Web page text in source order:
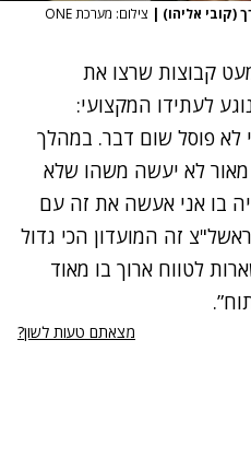
(קובי אליהו) | צילום: מערכת ONE
קבוצות שרצו את
לעתידו המקצועי:
לא פוסל שום דבר. במהלך
לא יעשה משהו שלא
בו אני אעשה את זה עם
זה המועדון הכי גדול
לטווח ארוך בו מאוד
מצאתם טעות לשון?